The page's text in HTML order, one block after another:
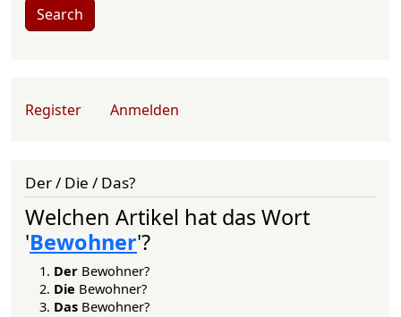
Search
User account menu
Register Anmelden
Der / Die / Das?
Welchen Artikel hat das Wort
'Bewohner'?
Der Bewohner?
Die Bewohner?
Das Bewohner?